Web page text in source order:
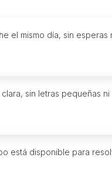
el mismo día, sin esperas
sin letras pequeñas ni
está disponible para